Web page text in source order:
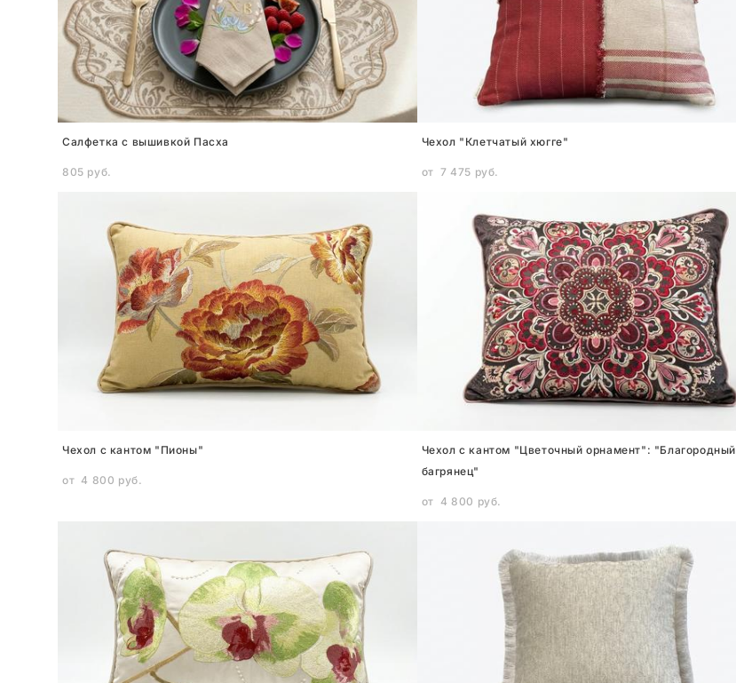
Салфетка с вышивкой Пасха
805 pуб.
Чехол "Клетчатый хюгге"
от 7 475 pуб.
Чехол с кантом "Пионы"
от 4 800 pуб.
Чехол с кантом "Цветочный орнамент": "Благородный
багрянец"
от 4 800 pуб.